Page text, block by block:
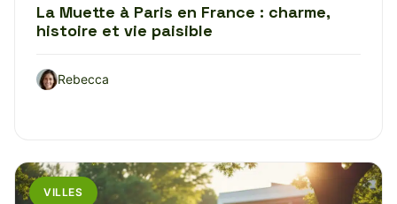
La Muette à Paris en France : charme,
histoire et vie paisible
Rebecca
VILLES